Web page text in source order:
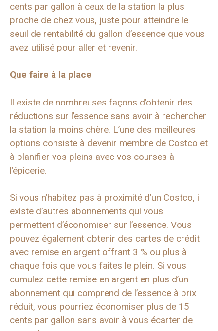
cents par gallon à ceux de la station la plus
proche de chez vous, juste pour atteindre le
seuil de rentabilité du gallon d’essence que vous
avez utilisé pour aller et revenir.
Que faire à la place
Il existe de nombreuses façons d’obtenir des
réductions sur l’essence sans avoir à rechercher
la station la moins chère. L’une des meilleures
options consiste à devenir membre de Costco et
à planifier vos pleins avec vos courses à
l’épicerie.
Si vous n’habitez pas à proximité d’un Costco, il
existe d’autres abonnements qui vous
permettent d’économiser sur l’essence. Vous
pouvez également obtenir des cartes de crédit
avec remise en argent offrant 3 % ou plus à
chaque fois que vous faites le plein. Si vous
cumulez cette remise en argent en plus d’un
abonnement qui comprend de l’essence à prix
réduit, vous pourriez économiser plus de 15
cents par gallon sans avoir à vous écarter de